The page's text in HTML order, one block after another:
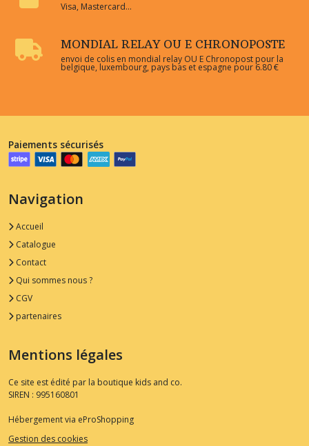
Visa, Mastercard...
MONDIAL RELAY OU E CHRONOPOSTE
envoi de colis en mondial relay OU E Chronopost pour la
belgique, luxembourg, pays bas et espagne pour 6.80 €
Paiements sécurisés
Navigation
Accueil
Catalogue
Contact
Qui sommes nous ?
CGV
partenaires
Mentions légales
Ce site est édité par la boutique kids and co.
SIREN : 995160801
Hébergement via eProShopping
Gestion des cookies